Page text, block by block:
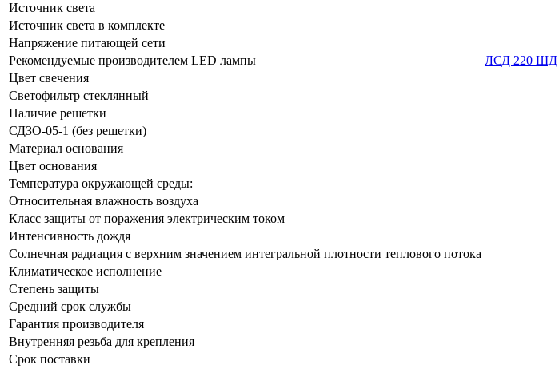
Источник света
Источник света в комплекте
Напряжение питающей сети
Рекомендуемые производителем LED лампы
ЛСД 220 ШД
Цвет свечения
Светофильтр стеклянный
Наличие решетки
СДЗО-05-1 (без решетки)
Материал основания
Цвет основания
Температура окружающей среды:
Относительная влажность воздуха
Класс защиты от поражения электрическим током
Интенсивность дождя
Солнечная радиация с верхним значением интегральной плотности теплового потока
Климатическое исполнение
Степень защиты
Средний срок службы
Гарантия производителя
Внутренняя резьба для крепления
Срок поставки